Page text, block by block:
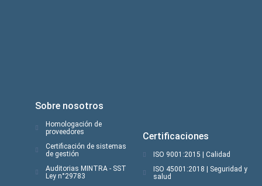
Sobre nosotros
Homologación de
proveedores
Certificación de sistemas
de gestión
Auditorias MINTRA - SST
Ley n°29783
Certificaciones
ISO 9001:2015 | Calidad
ISO 45001:2018 | Seguridad y
salud